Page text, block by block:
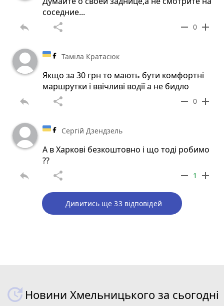
соседние...
reply share remove 0 add
Таміла Кратасюк
Якщо за 30 грн то мають бути комфортні
маршрутки і ввічливі водії а не бидло
reply share remove 0 add
Сергій Дзендзель
А в Харкові безкоштовно і що тоді робимо
??
reply share remove 1 add
Дивитись ще 33 відповідей
Новини Хмельницького за сьогодні